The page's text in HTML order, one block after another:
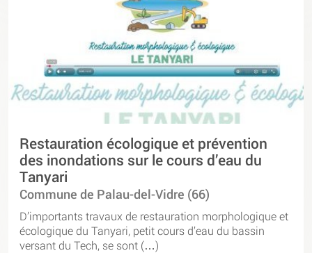
Restauration écologique et prévention
des inondations sur le cours d’eau du
Tanyari
Commune de Palau-del-Vidre (66)
D’importants travaux de restauration morphologique et
écologique du Tanyari, petit cours d’eau du bassin
versant du Tech, se sont (…)